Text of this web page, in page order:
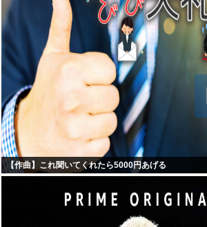
【作曲】これ聞いてくれたら5000円あげる